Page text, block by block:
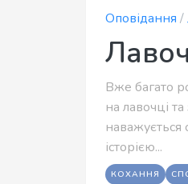
Оповідання /
Вже багато
на лавочці
наважується
історією...
КОХАННЯ